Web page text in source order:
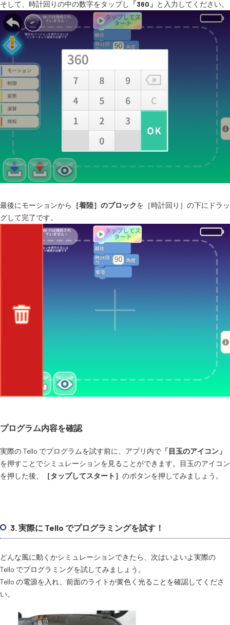
そして、時計回りの中の数字をタップし 「360」 と入力してください。
最後にモーションから ［着陸］のブロックを［時計回り］の下にドラッ
グして完了です。
プログラム内容を確認
実際の Tello でプログラムを試す前に、アプリ内で 「目玉のアイコン」
を押すことでシミュレーションを見ることができます。目玉のアイコン
を押した後、
［タップしてスタート］ のボタンを押してみましょう。
3. 実際に Tello でプログラミングを試す！
どんな風に動くかシミュレーションできたら、次はいよいよ実際の
Tello でプログラミングを試してみましょう。
Tello の電源を入れ、前面のライトが黄色く光ることを確認してくださ
い。